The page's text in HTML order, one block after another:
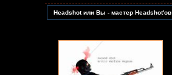
Headshot или Вы - мастер Headshot'ов